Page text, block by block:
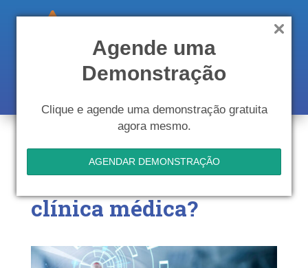
Agende uma
Demonstração
Clique e agende uma demonstração gratuita
agora mesmo.
AGENDAR DEMONSTRAÇÃO
Como é possível
clínica médica?